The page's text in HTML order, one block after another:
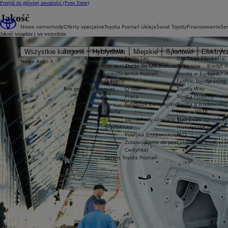
Przejdź do głównej zawartości (Press Enter)
Nowe samochody
Wszystkie kategorie Hybrydowe Miejskie Sportowe
Nowe Aygo X
HYBRID
Oferty specjalne
Sprawdź aktualne oferty
Aktualne promocje
Samochody dostawcze Toyota Professional
Oferta biznesowa
Auta używane
Rok potęgi 8 premier
Toyota Poznań Ukleja
Kontakt
Suchy Las
Złotkowo k/Poznania
Lexus Poznań
O firmie
O Nas
Praca
Fundusze Europejskie
Oferta
Samochody używane Suchy Las
Środowisko
Polityka Środowiskowa
Zobowiązanie do poszanowania
Certyfikat
Serwis Toyota Poznań
Świat Toyoty
Świat Toyoty
Dlaczego Toyota?
O Toyocie
Toyota w Europie
Fabryki Toyoty
Toyota Way
Toyota Mobility
Toyota a środowisko
Norma WLTP
Klub Rekordowych
Historyczne Modele
FAQ
Finansowanie
Oferta dla firm
Toyota Financial
Kredyt
Kredyt
Leasing
Jakość
Jakość wszędzie i we wszystkim